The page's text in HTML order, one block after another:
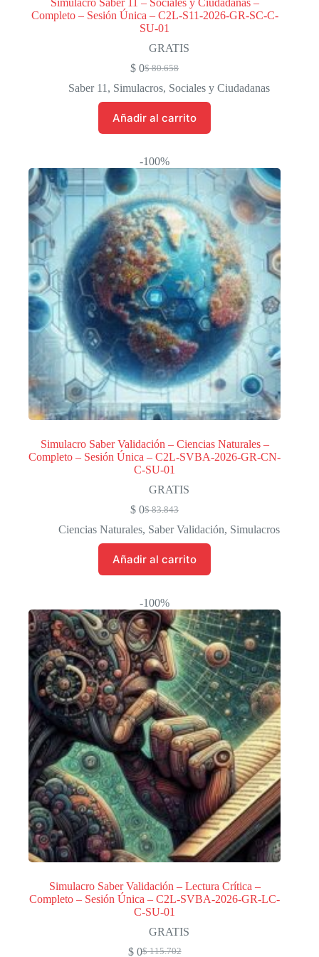
Simulacro Saber 11 – Sociales y Ciudadanas –
Completo – Sesión Única – C2L-S11-2026-GR-SC-C-
SU-01
GRATIS
$80.658
El
precio
original
era:
$ 80.658.
$ 0
El
precio
actual
es:
$ 0.
Saber 11 , Simulacros, Sociales y Ciudadanas
Añadir al carrito
-100%
Simulacro Saber Validación – Ciencias Naturales –
Completo – Sesión Única – C2L-SVBA-2026-GR-CN-
C-SU-01
GRATIS
$83.843
El
precio
original
era:
$ 83.843.
$ 0
El
precio
actual
es:
$ 0.
Ciencias Naturales, Saber Validación, Simulacros
Añadir al carrito
-100%
Simulacro Saber Validación – Lectura Crítica –
Completo – Sesión Única – C2L-SVBA-2026-GR-LC-
C-SU-01
GRATIS
$115.702
$0